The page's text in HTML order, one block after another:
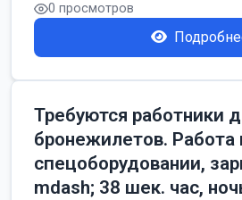
0 просмотров
Требуются работники
бронежилетов. Работа
спецоборудовании,
mdash; 38 шек. час,